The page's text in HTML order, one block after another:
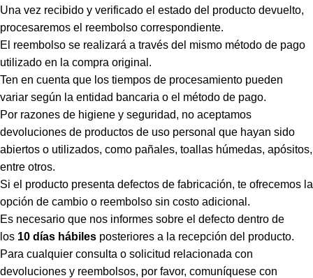
Una vez recibido y verificado el estado del producto devuelto,
procesaremos el reembolso correspondiente.
El reembolso se realizará a través del mismo método de pago
utilizado en la compra original.
Ten en cuenta que los tiempos de procesamiento pueden
variar según la entidad bancaria o el método de pago.
Por razones de higiene y seguridad, no aceptamos
devoluciones de productos de uso personal que hayan sido
abiertos o utilizados, como pañales, toallas húmedas, apósitos,
entre otros.
Si el producto presenta defectos de fabricación, te ofrecemos la
opción de cambio o reembolso sin costo adicional.
Es necesario que nos informes sobre el defecto dentro de
los 10 días hábiles posteriores a la recepción del producto.
Para cualquier consulta o solicitud relacionada con
devoluciones y reembolsos, por favor, comuníquese con